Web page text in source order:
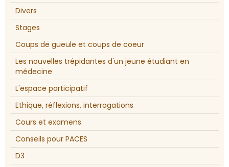
Divers
Stages
Coups de gueule et coups de coeur
Les nouvelles trépidantes d'un jeune étudiant en
médecine
L'espace participatif
Ethique, réflexions, interrogations
Cours et examens
Conseils pour PACES
D3